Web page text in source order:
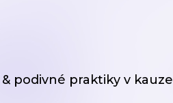
podivné praktiky v kauze